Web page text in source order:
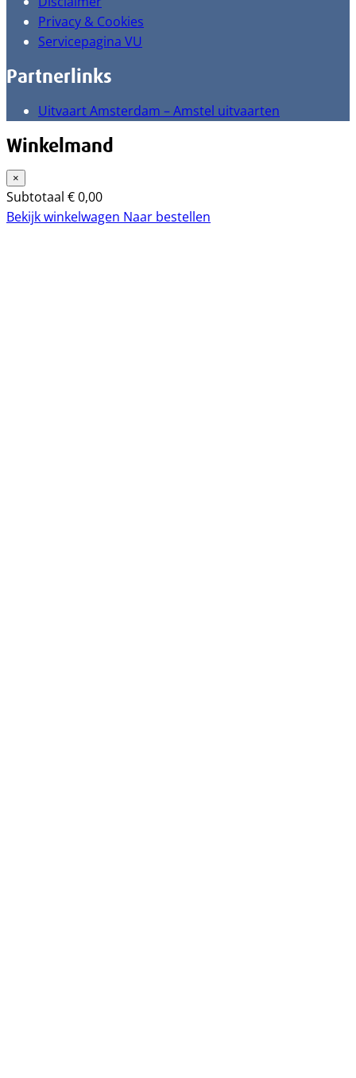
Privacy & Cookies
Servicepagina VU
Partnerlinks
Uitvaart Amsterdam – Amstel uitvaarten
Winkelmand
×
Subtotaal €0,00
Bekijk winkelwagen Naar bestellen